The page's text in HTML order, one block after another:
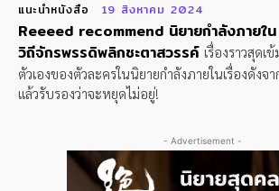
แนะนำหนังสือ 19 สิงหาคม 2024
Reeeed recommend นิยายกำลังภายใน
วิถีจักรพรรดิพลิกชะตาสวรรค์ เรื่องราวสุด
ตัวเองของตัวละครในนิยายกำลังภายในเรื่องดังจ
แล้วรับรองว่าจะหยุดไม่อยู่!
- Advertisement -